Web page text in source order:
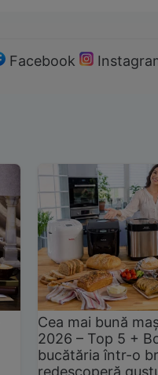
Facebook
Cea mai bună
2026 – Top 5 +
bucătăria într-o
redescoperă